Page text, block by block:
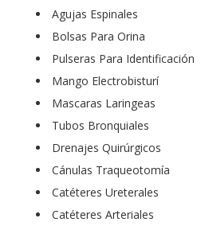
Agujas Espinales
Bolsas Para Orina
Pulseras Para Identificación
Mango Electrobisturí
Mascaras Laringeas
Tubos Bronquiales
Drenajes Quirúrgicos
Cánulas Traqueotomía
Catéteres Ureterales
Catéteres Arteriales